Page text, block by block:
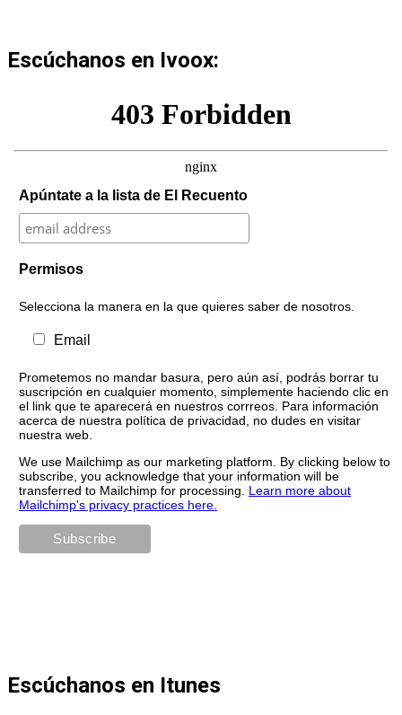
Escúchanos en Ivoox:
Apúntate a la lista de El Recuento
Permisos
Selecciona la manera en la que quieres saber de nosotros.
Email
Prometemos no mandar basura, pero aún así, podrás borrar tu
suscripción en cualquier momento, simplemente haciendo clic en
el link que te aparecerá en nuestros corrreos. Para información
acerca de nuestra política de privacidad, no dudes en visitar
nuestra web.
We use Mailchimp as our marketing platform. By clicking below to
subscribe, you acknowledge that your information will be
transferred to Mailchimp for processing. Learn more about
Mailchimp's privacy practices here.
Escúchanos en Itunes